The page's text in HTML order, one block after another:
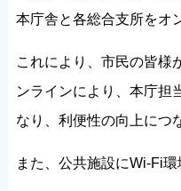
本庁舎と各総合支所をオ
これにより、市民の皆様
ンラインにより、本庁担
なり、利便性の向上につ
また、公共施設にWi‐Fi